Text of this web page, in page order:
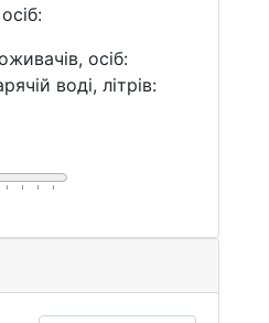
осіб:
воді, літрів: